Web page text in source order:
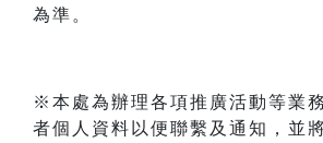
為準。
※本處為辦理各項推廣活動等業
者個人資料以便聯繫及通知，並